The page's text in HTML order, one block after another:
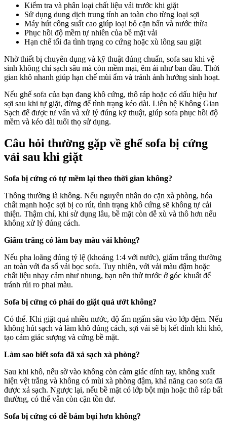
Kiểm tra và phân loại chất liệu vải trước khi giặt
Sử dụng dung dịch trung tính an toàn cho từng loại sợi
Máy hút công suất cao giúp loại bỏ cặn bẩn và nước thừa
Phục hồi độ mềm tự nhiên của bề mặt vải
Hạn chế tối đa tình trạng co cứng hoặc xù lông sau giặt
Nhờ thiết bị chuyên dụng và kỹ thuật đúng chuẩn, sofa sau khi vệ
sinh không chỉ sạch sâu mà còn mềm mại, êm ái như ban đầu. Thời
gian khô nhanh giúp hạn chế mùi ẩm và tránh ảnh hưởng sinh hoạt.
Nếu ghế sofa của bạn đang khô cứng, thô ráp hoặc có dấu hiệu hư
sợi sau khi tự giặt, đừng để tình trạng kéo dài. Liên hệ Không Gian
Sạch để được tư vấn và xử lý đúng kỹ thuật, giúp sofa phục hồi độ
mềm và kéo dài tuổi thọ sử dụng.
Câu hỏi thường gặp về ghế sofa bị cứng
vải sau khi giặt
Sofa bị cứng có tự mềm lại theo thời gian không?
Thông thường là không. Nếu nguyên nhân do cặn xà phòng, hóa
chất mạnh hoặc sợi bị co rút, tình trạng khô cứng sẽ không tự cải
thiện. Thậm chí, khi sử dụng lâu, bề mặt còn dễ xù và thô hơn nếu
không xử lý đúng cách.
Giấm trắng có làm bay màu vải không?
Nếu pha loãng đúng tỷ lệ (khoảng 1:4 với nước), giấm trắng thường
an toàn với đa số vải bọc sofa. Tuy nhiên, với vải màu đậm hoặc
chất liệu nhạy cảm như nhung, bạn nên thử trước ở góc khuất để
tránh rủi ro phai màu.
Sofa bị cứng có phải do giặt quá ướt không?
Có thể. Khi giặt quá nhiều nước, độ ẩm ngấm sâu vào lớp đệm. Nếu
không hút sạch và làm khô đúng cách, sợi vải sẽ bị kết dính khi khô,
tạo cảm giác sượng và cứng bề mặt.
Làm sao biết sofa đã xả sạch xà phòng?
Sau khi khô, nếu sờ vào không còn cảm giác dính tay, không xuất
hiện vệt trắng và không có mùi xà phòng đậm, khả năng cao sofa đã
được xả sạch. Ngược lại, nếu bề mặt có lớp bột mịn hoặc thô ráp bất
thường, có thể vẫn còn cặn tồn dư.
Sofa bị cứng có dễ bám bụi hơn không?